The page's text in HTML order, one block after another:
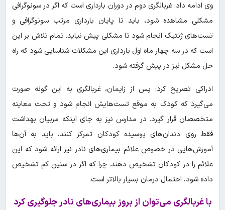
وی ادامه داد: غربالگری دوم در دوران بارداری است که اگر در سونوگرافی
مشکلی مشاهده شود، باید تا پایان بارداری مرتب سونوگرافی و
تست‌های ژنتیک انجام شود تا مشکلی پیش نیاید. تمام تلاش بر این
است که در سه چهار ماه اول بارداری این مشکلات شناسایی شود که راه
حل مشکل نیز در پیش گرفته شود.
ادراکی تصریح کرد: پس از زایمان، غربالگری به این گونه صورت
می‌گیرد که کودک به موقع تست‌هایش انجام شود و تحت معاینه
متخصصان قرار گیرد. در مدارس نیز به جای اینکه مربیان بهداشت
فقط روی دندان‌های پوسیده کودکان تمرکز کنند، باید به آن‌ها
آموزش‌هایی در خصوص علائم بیماری‌های نادر نیز ارائه شود که این
علائم را در کودکان تشخیص دهند. چرا که اگر در سنین کم تشخیص
داده شود، احتمال درمان بسیار بالاتر است.
با غربالگری می‌توان از بروز بیماری‌های نادر جلوگیری کرد